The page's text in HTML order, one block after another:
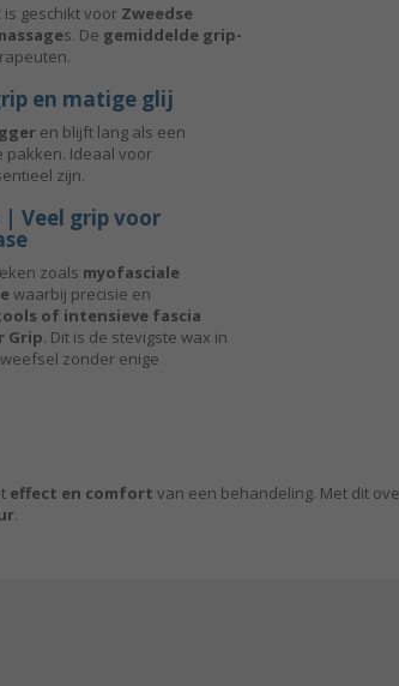
geschikt voor Zweedse
s. De gemiddelde grip-
en matige glij
en blijft lang als een
pakken. Ideaal voor
zijn.
| Veel grip voor
zoals myofasciale
waarbij precisie en
of intensieve fascia
Grip. Dit is de stevigste wax in
zonder enige
effect en comfort van een behandeling. Met dit
.